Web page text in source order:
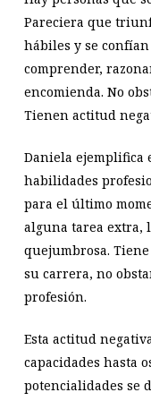
Pareciera que
hábiles y se
comprender,
encomienda. No
Tienen actitud
Daniela ejemplifica
habilidades
para el último
alguna tarea extra,
quejumbrosa.
su carrera, no
profesión.
Esta actitud
capacidades hasta
potencialidades se